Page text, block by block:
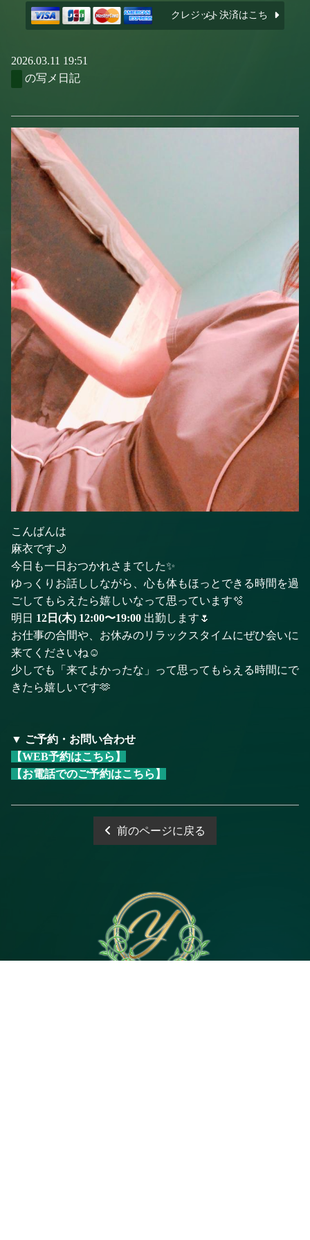
クレジット決済はこちら
2026.03.11 19:51
の写メ日記
こんばんは
麻衣です🌙
今日も一日おつかれさまでした✨
ゆっくりお話ししながら、心も体もほっとできる時間を過
ごしてもらえたら嬉しいなって思っています🫧
明日 12日(木) 12:00〜19:00 出勤します🌷
お仕事の合間や、お休みのリラックスタイムにぜひ会いに
来てくださいね☺️
少しでも「来てよかったな」って思ってもらえる時間にで
きたら嬉しいです🫶
▼ ご予約・お問い合わせ
【WEB予約はこちら】
【お電話でのご予約はこちら】
前のページに戻る